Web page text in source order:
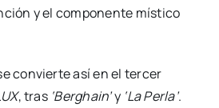
y el componente místico
convierte así en el tercer
, tras ‘Berghain’y ‘La Perla’.